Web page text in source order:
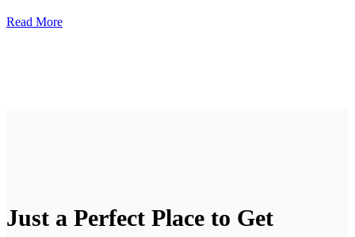
Read More
Just a Perfect Place to Get